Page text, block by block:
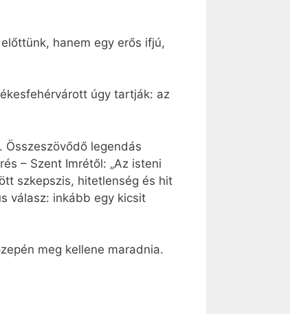
hanem egy erős ifjú,
úgy tartják: az
legendás
– Szent Imrétől: „Az isteni
szkepszis, hitetlenség és hit
válasz: inkább egy kicsit
meg kellene maradnia.